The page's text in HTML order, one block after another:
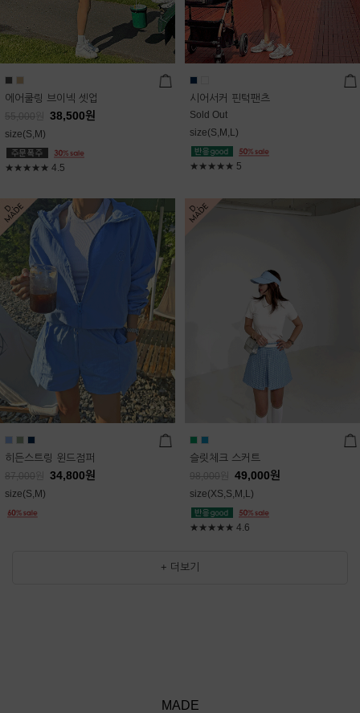
에어쿨링 브이넥 셋업
55,000 38,500원
size(S,M)
★★★★★ 4.5
시어서커 핀턱팬츠
Sold Out
size(S,M,L)
★★★★★ 5
히든스트링 윈드점퍼
87,000 34,800원
size(S,M)
슬릿체크 스커트
98,000 49,000원
size(XS,S,M,L)
★★★★★ 4.6
+ 더보기
MADE